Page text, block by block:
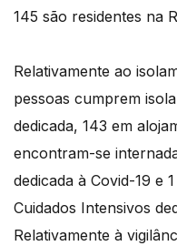
145 são residentes na
Relativamente ao
pessoas cumprem
dedicada, 143 em
encontram-se
dedicada à Covid-19 e
Cuidados Intensivos
Relativamente à